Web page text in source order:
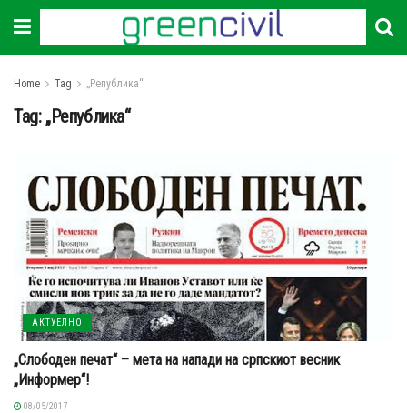
Home Tag „Република“
Tag: „Република“
АКТУЕЛНО
„Слободен печат“ – мета на напади на српскиот весник
„Информер“!
08/05/2017